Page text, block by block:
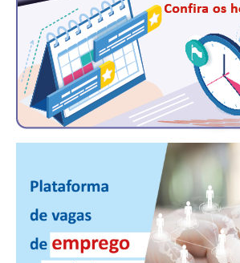
JURÍDICO
CONSULTORIA
ACORDOS, CONVENÇÕES E DISSÍDIOS
CONTRIBUIÇÕES
CONTRIBUIÇÃO ASSISTENCIAL
CONTRIBUIÇÃO ASSOCIATIVA OU ANUIDADE
CONTRIBUIÇÃO SINDICAL URBANA
REVISÃO DE APOSENTADORIA